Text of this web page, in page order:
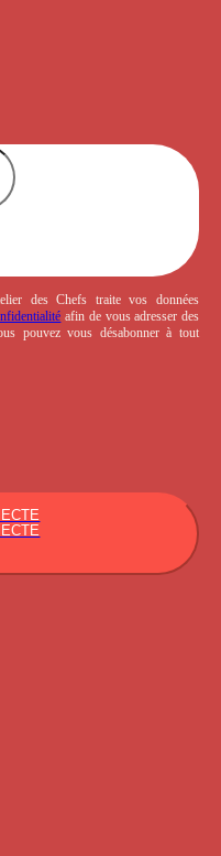
des Chefs traite vos données
afin de vous adresser des
pouvez vous désabonner à tout